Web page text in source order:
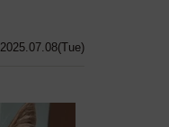
2025.07.08(Tue)